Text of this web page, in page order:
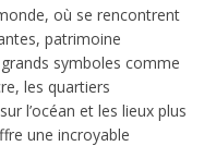
où se rencontrent
patrimoine
symboles comme
les quartiers
l’océan et les lieux plus
une incroyable